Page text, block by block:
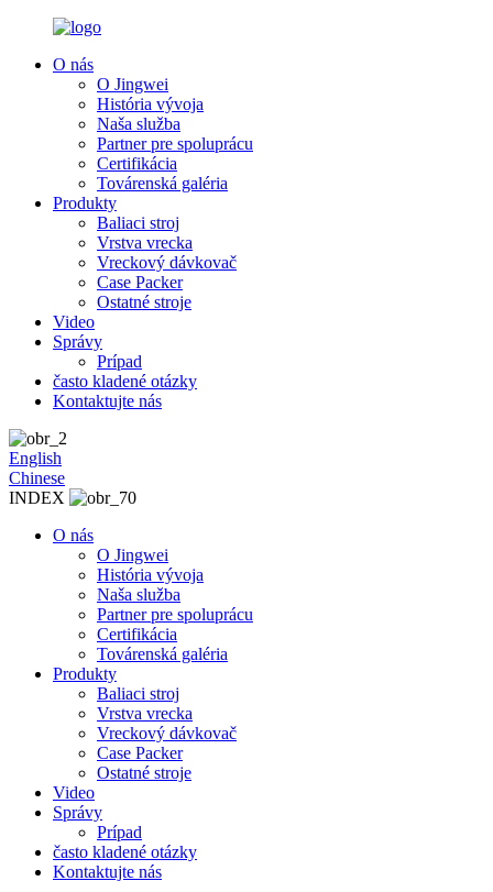
O nás
O Jingwei
História vývoja
Naša služba
Partner pre spoluprácu
Certifikácia
Továrenská galéria
Produkty
Baliaci stroj
Vrstva vrecka
Vreckový dávkovač
Case Packer
Ostatné stroje
Video
Správy
Prípad
často kladené otázky
Kontaktujte nás
English
Chinese
INDEX
O nás
O Jingwei
História vývoja
Naša služba
Partner pre spoluprácu
Certifikácia
Továrenská galéria
Produkty
Baliaci stroj
Vrstva vrecka
Vreckový dávkovač
Case Packer
Ostatné stroje
Video
Správy
Prípad
často kladené otázky
Kontaktujte nás